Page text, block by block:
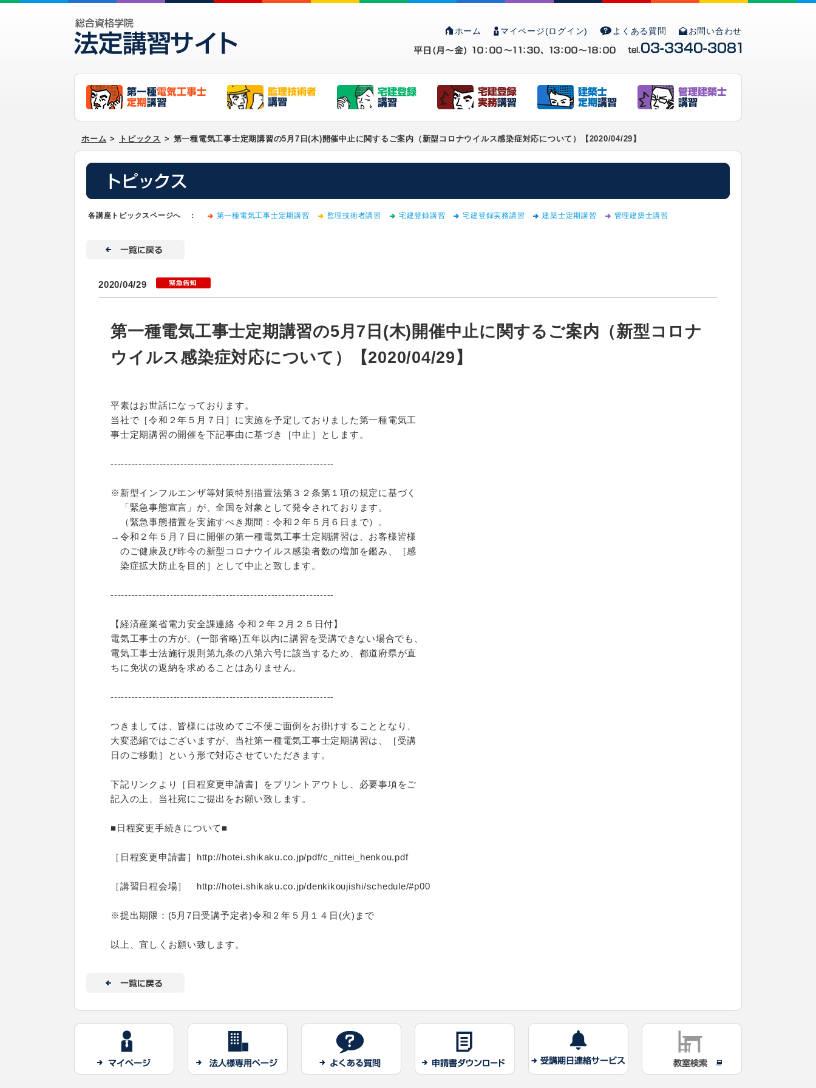
ホーム マイページ(ログイン) よくある質問 お問い合わせ
ホーム > トピックス > 第一種電気工事士定期講習の5月7日(木)開催中止に関するご案内（新型コロナウイルス感染症対応について）【2020/04/29】
各講座トピックスページへ ： 第一種電気工事士定期講習 監理技術者講習 宅建登録講習 宅建登録実務講習 建築士定期講習 管理建築士講習
2020/04/29
第一種電気工事士定期講習の5月7日(木)開催中止に関するご案内（新型コロナ
ウイルス感染症対応について）【2020/04/29】
平素はお世話になっております。
当社で［令和２年５月７日］に実施を予定しておりました第一種電気工
事士定期講習の開催を下記事由に基づき［中止］とします。
----------------------------------------------------------------
※新型インフルエンザ等対策特別措置法第３２条第１項の規定に基づく
「緊急事態宣言」が、全国を対象として発令されております。
（緊急事態措置を実施すべき期間：令和２年５月６日まで）。
→令和２年５月７日に開催の第一種電気工事士定期講習は、お客様皆様
のご健康及び昨今の新型コロナウイルス感染者数の増加を鑑み、［感
染症拡大防止を目的］として中止と致します。
----------------------------------------------------------------
【経済産業省電力安全課連絡 令和２年２月２５日付】
電気工事士の方が、(一部省略)五年以内に講習を受講できない場合でも、
電気工事士法施行規則第九条の八第六号に該当するため、都道府県が直
ちに免状の返納を求めることはありません。
----------------------------------------------------------------
つきましては、皆様には改めてご不便ご面倒をお掛けすることとなり、
大変恐縮ではございますが、当社第一種電気工事士定期講習は、［受講
日のご移動］という形で対応させていただきます。
下記リンクより［日程変更申請書］をプリントアウトし、必要事項をご
記入の上、当社宛にご提出をお願い致します。
■日程変更手続きについて■
［日程変更申請書］http://hotei.shikaku.co.jp/pdf/c_nittei_henkou.pdf
［講習日程会場］ http://hotei.shikaku.co.jp/denkikoujishi/schedule/#p00
※提出期限：(5月7日受講予定者)令和２年５月１４日(火)まで
以上、宜しくお願い致します。